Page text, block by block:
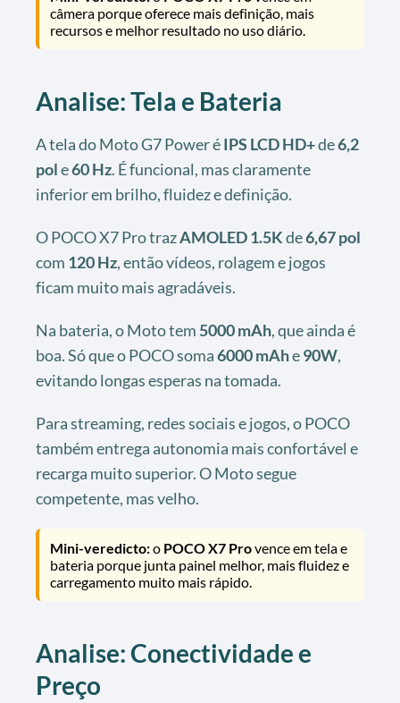
câmera porque oferece mais definição, mais
recursos e melhor resultado no uso diário.
Analise: Tela e Bateria
A tela do Moto G7 Power éIPS LCD HD+de6,2
pole60 Hz. É funcional, mas claramente
inferior em brilho, fluidez e definição.
O POCO X7 Pro trazAMOLED 1.5Kde6,67 pol
com 120 Hz, então vídeos, rolagem e jogos
ficam muito mais agradáveis.
Na bateria, o Moto tem 5000 mAh, que ainda é
boa. Só que o POCO soma6000 mAhe90W,
evitando longas esperas na tomada.
Para streaming, redes sociais e jogos, o POCO
também entrega autonomia mais confortável e
recarga muito superior. O Moto segue
competente, mas velho.
Mini-veredicto:o POCO X7 Provence em tela e
bateria porque junta painel melhor, mais fluidez e
carregamento muito mais rápido.
Analise: Conectividade e
Preço